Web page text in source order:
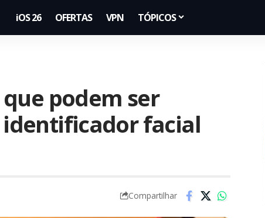
iOS 26 OFERTAS VPN TÓPICOS
podem ser
identificador facial
Compartilhar